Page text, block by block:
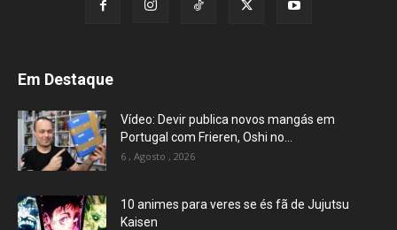
Em Destaque
Vídeo: Devir publica novos mangás em
Portugal com Frieren, Oshi no...
6 , Agosto , 2026
10 animes para veres se és fã de Jujutsu
Kaisen